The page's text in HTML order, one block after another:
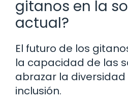
gitanos en la
actual?
El futuro de los
la capacidad de las
abrazar la
inclusión.